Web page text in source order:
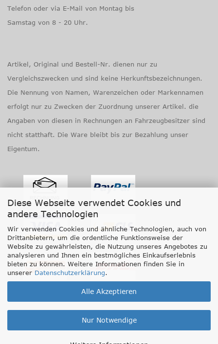
Diese Webseite verwendet Cookies und
andere Technologien
Wir verwenden Cookies und ähnliche Technologien, auch von
Drittanbietern, um die ordentliche Funktionsweise der
Website zu gewährleisten, die Nutzung unseres Angebotes zu
analysieren und Ihnen ein bestmögliches Einkaufserlebnis
bieten zu können. Weitere Informationen finden Sie in
unserer Datenschutzerklärung.
Alle Akzeptieren
Nur Notwendige
Tele­fon oder via E-Mail von Mon­tag bis
Samstag von 8 - 20 Uhr.
Artikel, Original und Bestell-Nr. dienen nur zu
Vergleichszwecken und sind keine Herkunftsbezeichnungen.
Die Nennung von Namen, Warenzeichen oder Markennamen
erfolgt nur zu Zwecken der Zuordnung unserer Artikel. die
Angaben von diesen in Rechnungen an Fahrzeugbesitzer sind
nicht statthaft. Die Ware bleibt bis zur Bezahlung unser
Eigentum.